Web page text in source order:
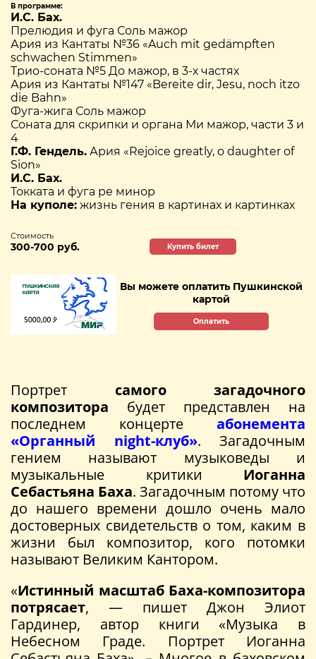
В программе:
И.С. Бах.
Прелюдия и фуга Соль мажор
Ария из Кантаты №36 «Auch mit gedämpften
schwachen Stimmen»
Трио-соната №5 До мажор, в 3-х частях
Ария из Кантаты №147 «Bereite dir, Jesu, noch itzo
die Bahn»
Фуга-жига Соль мажор
Соната для скрипки и органа Ми мажор, части 3 и
4
Г.Ф. Гендель. Ария «Rejoice greatly, o daughter of
Sion»
И.С. Бах.
Токката и фуга ре минор
На куполе: жизнь гения в картинах и картинках
Стоимость
300-700 руб. Купить билет
Вы можете оплатить Пушкинской
картой
Оплатить
Портрет самого загадочного
композитора будет представлен на
последнем концерте абонемента
«Органный night-клуб». Загадочным
гением называют музыковеды и
музыкальные критики Иоганна
Себастьяна Баха. Загадочным потому что
до нашего времени дошло очень мало
достоверных свидетельств о том, каким в
жизни был композитор, кого потомки
называют Великим Кантором.
«Истинный масштаб Баха-композитора
потрясает, — пишет Джон Элиот
Гардинер, автор книги «Музыка в
Небесном Граде. Портрет Иоганна